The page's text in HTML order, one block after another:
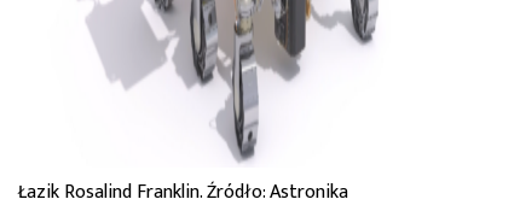
Łazik Rosalind Franklin. Źródło: Astronika